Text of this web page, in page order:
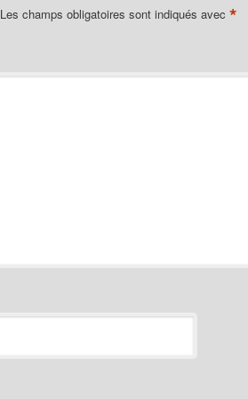
Les champs obligatoires sont indiqués avec *